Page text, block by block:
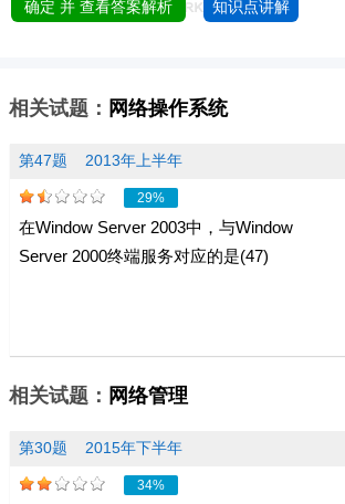
确定 并 查看答案解析 知识点讲解
相关试题： 网络操作系统
第47题 2013年上半年
29%
在Window Server 2003中，与Window
Server 2000终端服务对应的是(47)
相关试题： 网络管理
第30题 2015年下半年
34%